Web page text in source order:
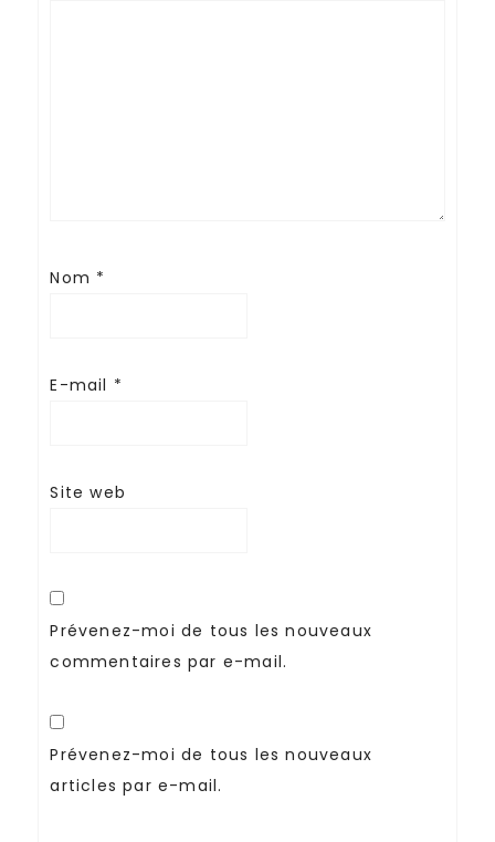
Nom *
E-mail *
Site web
Prévenez-moi de tous les nouveaux
commentaires par e-mail.
Prévenez-moi de tous les nouveaux
articles par e-mail.